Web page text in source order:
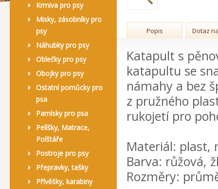
Krmiva pro psy
Misky, zásobníky pro
psy
Náhubky pro psy
Oblečky pro psy
Obojky pro psy
Ostatní pomůcky pro
psa
Pamlsky pro psa
Pelíšky, Matrace,
Polštáře
Postroje pro psy
Přepravky, tašky
Přívěšky, karabiny
Popis Dotaz
Katapult s
katapultu se
námahy a bez
z pružného
rukojetí pro
Materiál: plast,
Barva: růžová,
Rozměry: